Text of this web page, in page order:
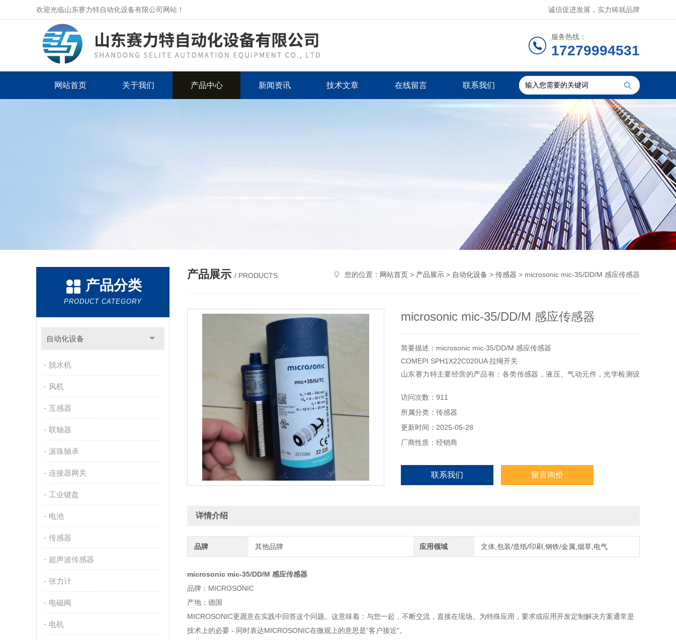
欢迎光临山东赛力特自动化设备有限公司网站！ 诚信促进发展，实力铸就品牌
服务热线：
17279994531
网站首页 关于我们 产品中心 新闻资讯 技术文章 在线留言 联系我们
产品分类
PRODUCT CATEGORY
自动化设备
脱水机
风机
互感器
联轴器
滚珠轴承
连接器网关
工业键盘
电池
传感器
超声波传感器
张力计
电磁阀
电机
产品展示 / PRODUCTS 您的位置： 网站首页 > 产品展示 > 自动化设备 > 传感器 > microsonic mic-35/DD/M 感应传感器
microsonic mic-35/DD/M 感应传感器
简要描述：microsonic mic-35/DD/M 感应传感器
COMEPI SPH1X22C020UA 拉绳开关
山东赛力特主要经营的产品有：各类传感器，液压、气动元件，光学检测设
等。
访问次数：911
所属分类：传感器
更新时间：2025-05-28
厂商性质：经销商
联系我们 留言询价
详情介绍
品牌 其他品牌 应用领域 文体,包装/造纸/印刷,钢铁/金属,烟草,电气
microsonic mic-35/DD/M 感应传感器
品牌：MICROSONIC
产地：德国
MICROSONIC更愿意在实践中回答这个问题。这意味着：与您一起，不断交流，直接在现场。为特殊应用，要求或应用开发定制解决方案通常是
技术上的必要 - 同时表达MICROSONIC在微观上的意思是“客户接近"。